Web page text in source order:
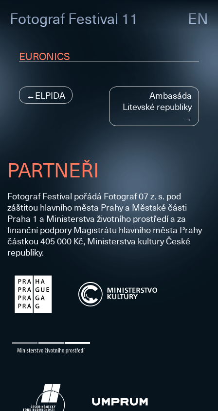
Fotograf Festival 11 EN
EURONICS
Navigace
ELPIDA
Ambasáda
Litevské republiky
PARTNEŘI
Fotograf Festival pořádá Fotograf 07 z. s. pod
záštitou hlavního města Prahy a Městské části
Praha 1 a Ministerstva životního prostředí a za
finanční podpory Magistrátu hlavního města Prahy
částkou 405 000 Kč, Ministerstva kultury České
republiky.